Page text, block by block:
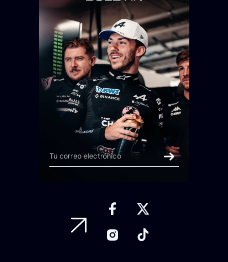
(200remaining
characters)
PREVIEW
ADD TO CART